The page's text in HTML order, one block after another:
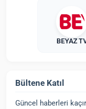
BEYAZ
Bültene Katıl
Güncel haberleri